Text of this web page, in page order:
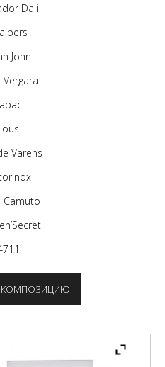
Dali
John
Vergara
Varens
Camuto
КОМПОЗИЦИЮ